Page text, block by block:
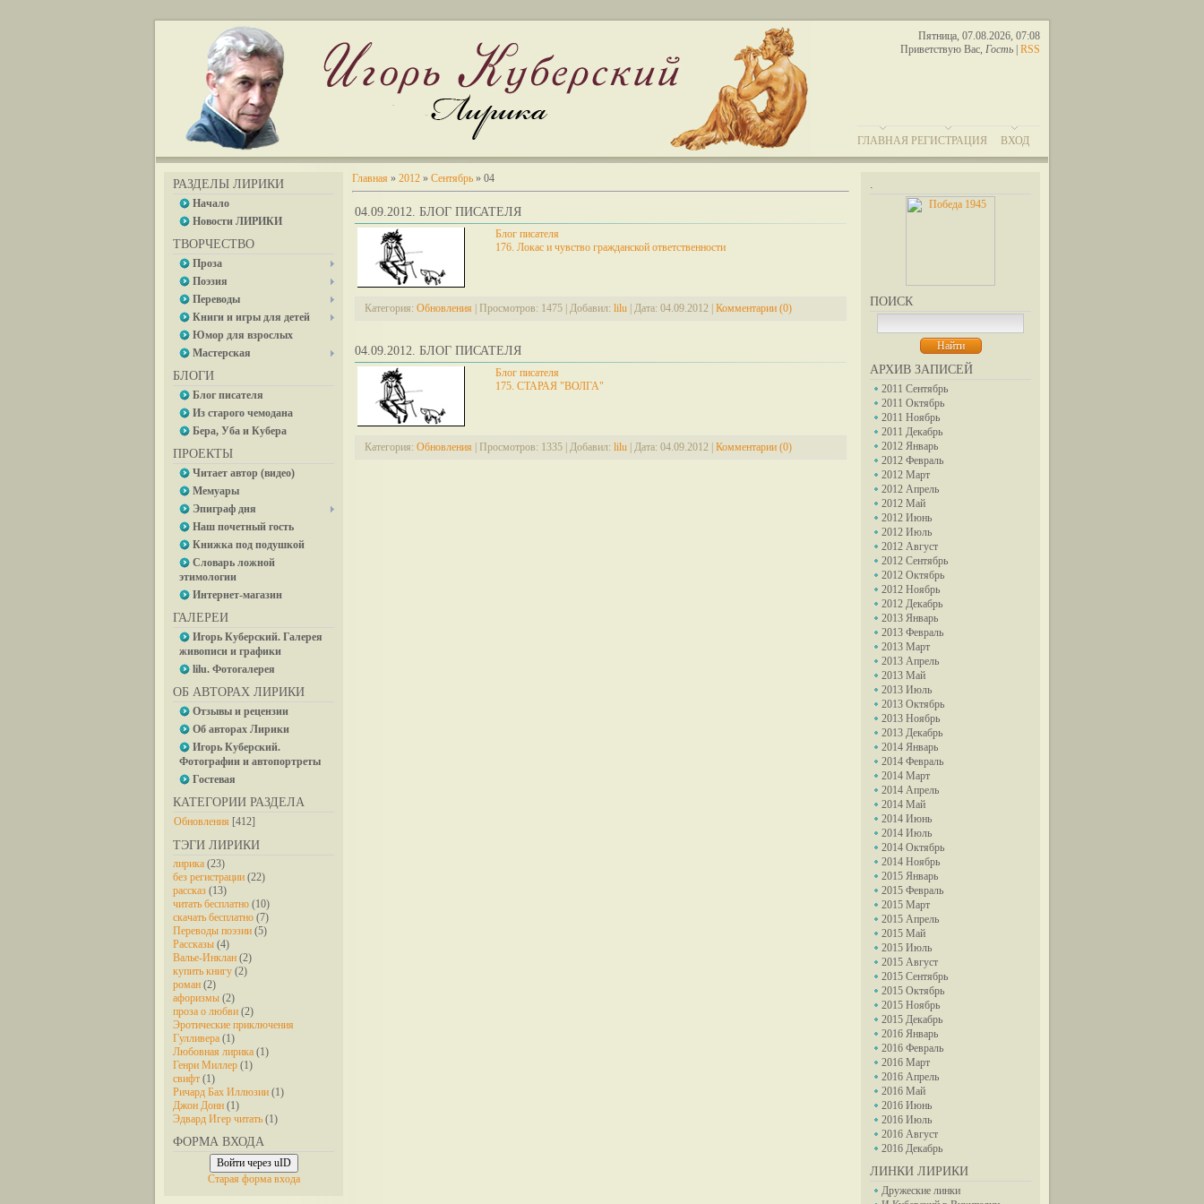
Пятница, 07.08.2026, 07:08
Приветствую Вас, Гость RSS
ГЛАВНАЯ РЕГИСТРАЦИЯ ВХОД
РАЗДЕЛЫ ЛИРИКИ
Начало
Новости ЛИРИКИ
ТВОРЧЕСТВО
Проза
Поэзия
Переводы
Книги и игры для детей
Юмор для взрослых
Мастерская
БЛОГИ
Блог писателя
Из старого чемодана
Бера, Уба и Кубера
ПРОЕКТЫ
Читает автор (видео)
Мемуары
Эпиграф дня
Наш почетный гость
Книжка под подушкой
Словарь ложной
этимологии
Интернет-магазин
ГАЛЕРЕИ
Игорь Куберский. Галерея
живописи и графики
lilu. Фотогалерея
ОБ АВТОРАХ ЛИРИКИ
Отзывы и рецензии
Об авторах Лирики
Игорь Куберский.
Фотографии и автопортреты
Гостевая
КАТЕГОРИИ РАЗДЕЛА
Обновления [412]
ТЭГИ ЛИРИКИ
лирика (23)
без регистрации (22)
рассказ (13)
читать бесплатно (10)
скачать бесплатно (7)
Переводы поэзии (5)
Рассказы (4)
Валье-Инклан (2)
купить книгу (2)
роман (2)
афоризмы (2)
проза о любви (2)
Эротические приключения
Гулливера (1)
Любовная лирика (1)
Генри Миллер (1)
свифт (1)
Ричард Бах Иллюзии (1)
Джон Донн (1)
Эдвард Игер читать (1)
ФОРМА ВХОДА
Войти через uID
Старая форма входа
.
ПОИСК
АРХИВ ЗАПИСЕЙ
2011 Сентябрь
2011 Октябрь
2011 Ноябрь
2011 Декабрь
2012 Январь
2012 Февраль
2012 Март
2012 Апрель
2012 Май
2012 Июнь
2012 Июль
2012 Август
2012 Сентябрь
2012 Октябрь
2012 Ноябрь
2012 Декабрь
2013 Январь
2013 Февраль
2013 Март
2013 Апрель
2013 Май
2013 Июль
2013 Октябрь
2013 Ноябрь
2013 Декабрь
2014 Январь
2014 Февраль
2014 Март
2014 Апрель
2014 Май
2014 Июнь
2014 Июль
2014 Октябрь
2014 Ноябрь
2015 Январь
2015 Февраль
2015 Март
2015 Апрель
2015 Май
2015 Июль
2015 Август
2015 Сентябрь
2015 Октябрь
2015 Ноябрь
2015 Декабрь
2016 Январь
2016 Февраль
2016 Март
2016 Апрель
2016 Май
2016 Июнь
2016 Июль
2016 Август
2016 Декабрь
ЛИНКИ ЛИРИКИ
Дружеские линки
Главная » 2012 » Сентябрь » 04
04.09.2012. БЛОГ ПИСАТЕЛЯ
Блог писателя
176. Локас и чувство гражданской ответственности
Категория: Обновления Просмотров: 1475 Добавил: lilu Дата: 04.09.2012 Комментарии (0)
04.09.2012. БЛОГ ПИСАТЕЛЯ
Блог писателя
175. СТАРАЯ "ВОЛГА"
Категория: Обновления Просмотров: 1335 Добавил: lilu Дата: 04.09.2012 Комментарии (0)